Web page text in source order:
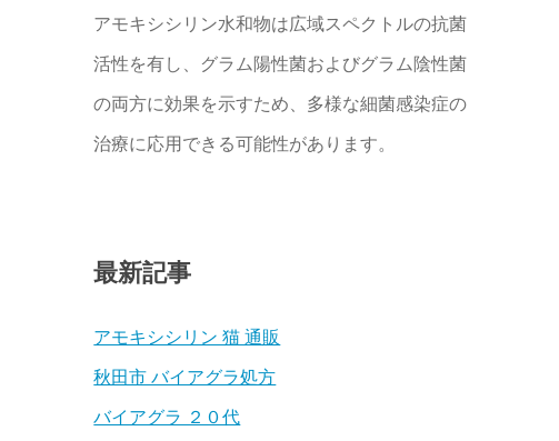
アモキシシリン水和物は広域スペクトルの抗菌
活性を有し、グラム陽性菌およびグラム陰性菌
の両方に効果を示すため、多様な細菌感染症の
治療に応用できる可能性があります。
最新記事
アモキシシリン 猫 通販
秋田市 バイアグラ処方
バイアグラ ２０代